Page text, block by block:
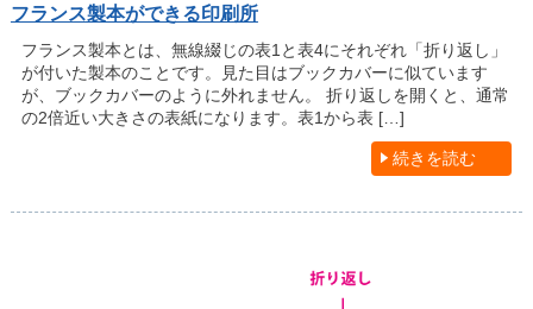
フランス製本ができる印刷所
フランス製本とは、無線綴じの表1と表4にそれぞれ「折り返し」
が付いた製本のことです。見た目はブックカバーに似ています
が、ブックカバーのように外れません。 折り返しを開くと、通常
の2倍近い大きさの表紙になります。表1から表 […]
続きを読む